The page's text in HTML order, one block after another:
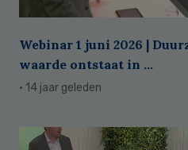
Webinar 1 juni 2026 |
waarde ontstaat in ...
· 14 jaar geleden